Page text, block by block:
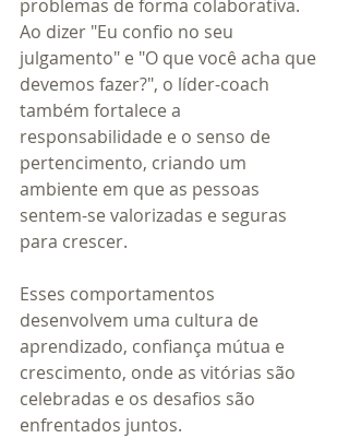
problemas de forma colaborativa.
Ao dizer "Eu confio no seu
julgamento" e "O que você acha que
devemos fazer?", o líder-coach
também fortalece a
responsabilidade e o senso de
pertencimento, criando um
ambiente em que as pessoas
sentem-se valorizadas e seguras
para crescer.
Esses comportamentos
desenvolvem uma cultura de
aprendizado, confiança mútua e
crescimento, onde as vitórias são
celebradas e os desafios são
enfrentados juntos.